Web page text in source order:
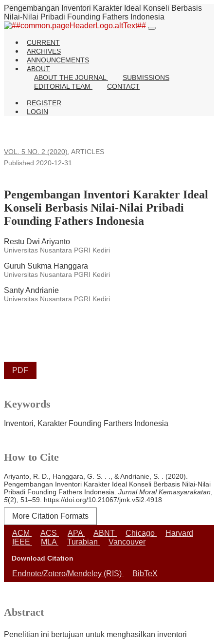
Pengembangan Inventori Karakter Ideal Konseli Berbasis
Nilai-Nilai Pribadi Founding Fathers Indonesia
CURRENT
ARCHIVES
ANNOUNCEMENTS
ABOUT
ABOUT THE JOURNAL
SUBMISSIONS
EDITORIAL TEAM
CONTACT
REGISTER
LOGIN
VOL. 5 NO. 2 (2020), ARTICLES
Pengembangan Inventori Karakter Ideal
Konseli Berbasis Nilai-Nilai Pribadi
Founding Fathers Indonesia
Published 2020-12-31
Restu Dwi Ariyanto
Universitas Nusantara PGRI Kediri
Guruh Sukma Hanggara
Universitas Nusantara PGRI Kediri
Santy Andrianie
Universitas Nusantara PGRI Kediri
PDF
Keywords
Inventori Karakter Founding Farthers Indonesia
How to Cite
Ariyanto, R. D., Hanggara, G. S. . ., & Andrianie, S. . (2020).
Pengembangan Inventori Karakter Ideal Konseli Berbasis Nilai-Nilai
Pribadi Founding Fathers Indonesia. Jurnal Moral Kemasyarakatan,
5(2), 51–59. https://doi.org/10.21067/jmk.v5i2.4918
More Citation Formats
ACM ACS APA ABNT Chicago
Harvard
IEEE
MLA Turabian Vancouver
Download Citation
Endnote/Zotero/Mendeley (RIS) BibTeX
Abstract
Penelitian ini bertujuan untuk menghasilkan inventori